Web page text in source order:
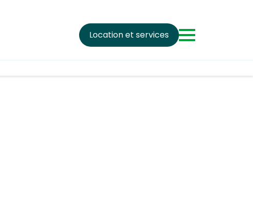
Location et services